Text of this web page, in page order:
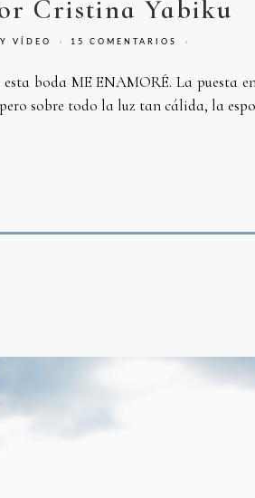
Cristina Yabiku
VÍDEO 15 COMENTARIOS
boda ME ENAMORÉ. La puesta
sobre todo la luz tan cálida, la